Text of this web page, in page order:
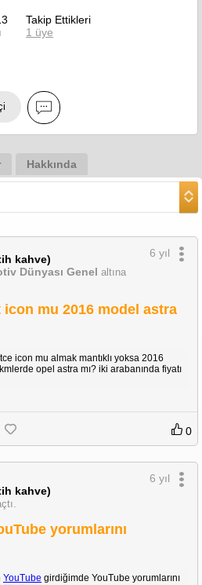
Takip Ettikleri
1 üye
Hakkında
kahve)
Dünyası Genel altına
6 yıl
mu 2016 model astra
icon mu almak mantıklı yoksa 2016
opel astra mı? iki arabanında fiyatı
0
kahve)
6 yıl
yorumlarını
YouTube girdiğimde YouTube yorumlarını